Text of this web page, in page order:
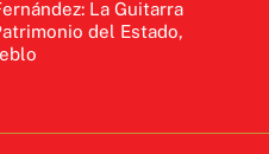
La Guitarra
del Estado,